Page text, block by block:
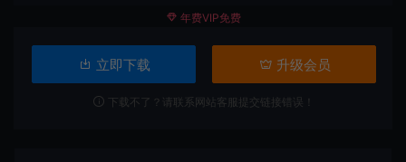
年费VIP免费
立即下载 升级会员
下载不了？请联系网站客服提交链接错误！